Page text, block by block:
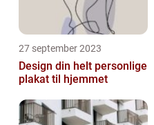
27 september 2023
Design din helt personlige
plakat til hjemmet